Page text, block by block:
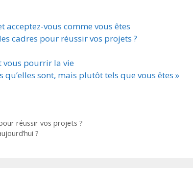
acceptez-vous comme vous êtes
cadres pour réussir vos projets ?
vous pourrir la vie
qu’elles sont, mais plutôt tels que vous êtes »
réussir vos projets ?
?